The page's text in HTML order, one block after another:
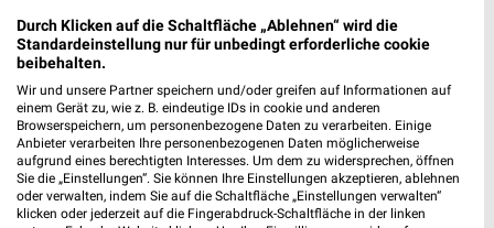
PENNY EDEKA
Durch Klicken auf die Schaltfläche „Ablehnen“ wird die
Standardeinstellung nur für unbedingt erforderliche cookie
beibehalten.
Wir und unsere Partner speichern und/oder greifen auf Informationen auf
einem Gerät zu, wie z. B. eindeutige IDs in cookie und anderen
Browserspeichern, um personenbezogene Daten zu verarbeiten. Einige
Anbieter verarbeiten Ihre personenbezogenen Daten möglicherweise
aufgrund eines berechtigten Interesses. Um dem zu widersprechen, öffnen
Sie die „Einstellungen“. Sie können Ihre Einstellungen akzeptieren, ablehnen
oder verwalten, indem Sie auf die Schaltfläche „Einstellungen verwalten“
klicken oder jederzeit auf die Fingerabdruck-Schaltfläche in der linken